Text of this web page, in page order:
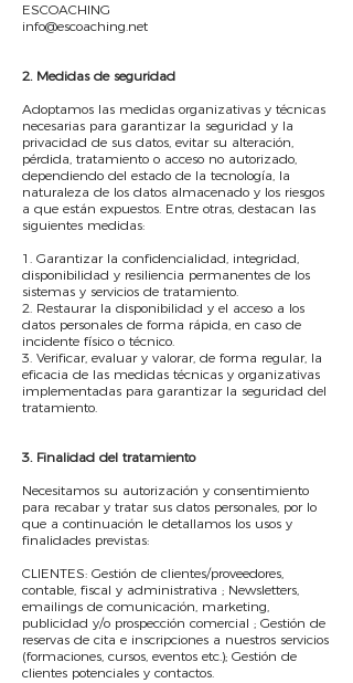
ESCOACHING
info@escoaching.net
​2. Medidas de seguridad
Adoptamos las medidas organizativas y técnicas
necesarias para garantizar la seguridad y la
privacidad de sus datos, evitar su alteración,
pérdida, tratamiento o acceso no autorizado,
dependiendo del estado de la tecnología, la
naturaleza de los datos almacenado y los riesgos
a que están expuestos. Entre otras, destacan las
siguientes medidas:
1. Garantizar la confidencialidad, integridad,
disponibilidad y resiliencia permanentes de los
sistemas y servicios de tratamiento.
2. Restaurar la disponibilidad y el acceso a los
datos personales de forma rápida, en caso de
incidente físico o técnico.
3. Verificar, evaluar y valorar, de forma regular, la
eficacia de las medidas técnicas y organizativas
implementadas para garantizar la seguridad del
tratamiento.
​3. Finalidad del tratamiento
Necesitamos su autorización y consentimiento
para recabar y tratar sus datos personales, por lo
que a continuación le detallamos los usos y
finalidades previstas:
CLIENTES: Gestión de clientes/proveedores,
contable, fiscal y administrativa ; Newsletters,
emailings de comunicación, marketing,
publicidad y/o prospección comercial ; Gestión de
reservas de cita e inscripciones a nuestros servicios
(formaciones, cursos, eventos etc.); Gestión de
clientes potenciales y contactos.